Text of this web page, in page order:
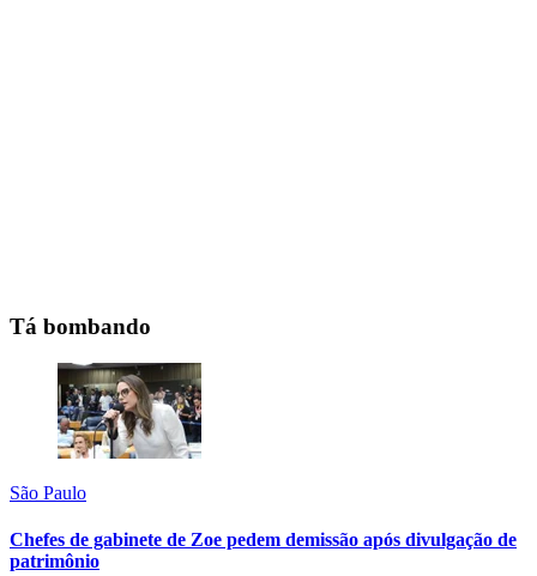
Tá bombando
São Paulo
Chefes de gabinete de Zoe pedem demissão após divulgação de
patrimônio